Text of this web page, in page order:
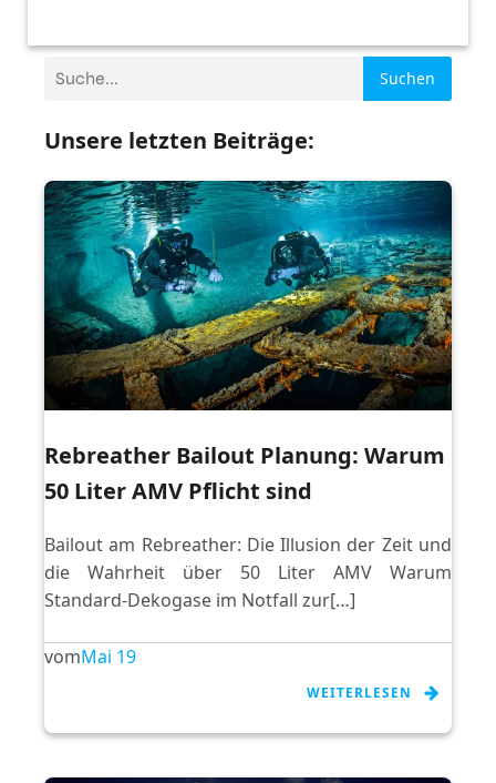
Suchen
Unsere letzten Beiträge:
Rebreather Bailout Planung: Warum
50 Liter AMV Pflicht sind
Bailout am Rebreather: Die Illusion der Zeit und
die Wahrheit über 50 Liter AMV Warum
Standard-Dekogase im Notfall zur[…]
vomMai 19
WEITERLESEN